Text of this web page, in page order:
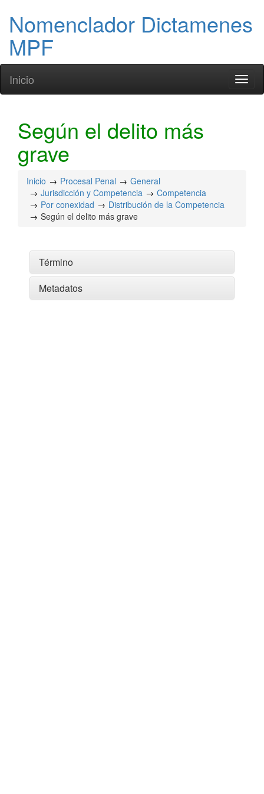
Nomenclador Dictamenes
MPF
Inicio
Según el delito más
grave
Inicio Procesal Penal
General
Jurisdicción y Competencia
Competencia
Por conexidad
Distribución de la Competencia
Según el delito más grave
Término
Metadatos